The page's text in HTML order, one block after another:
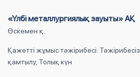
«Үлбі металлургиялық зауыты» АҚ
Өскемен қ.
Қажетті жұмыс тәжірибесі: Тәжірибесіз
қамтылу, Толық күн